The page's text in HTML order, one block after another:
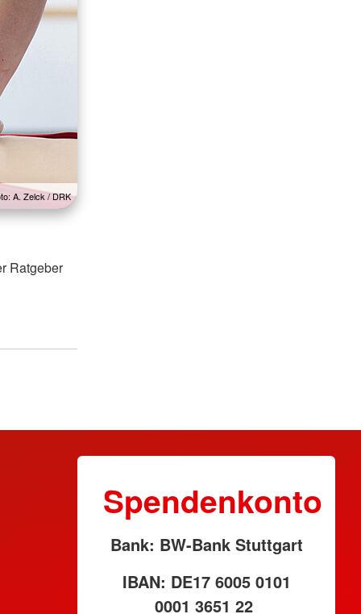
A. Zelck / DRK
Ratgeber
Spendenkonto
Bank: BW-Bank Stuttgart
IBAN: DE17 6005 0101
0001 3651 22